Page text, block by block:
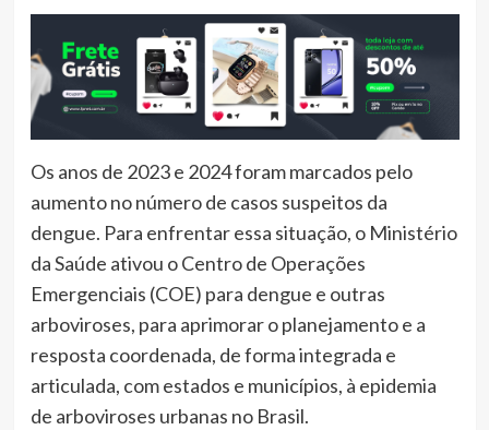
Os anos de 2023 e 2024 foram marcados pelo
aumento no número de casos suspeitos da
dengue. Para enfrentar essa situação, o Ministério
da Saúde ativou o Centro de Operações
Emergenciais (COE) para dengue e outras
arboviroses, para aprimorar o planejamento e a
resposta coordenada, de forma integrada e
articulada, com estados e municípios, à epidemia
de arboviroses urbanas no Brasil.